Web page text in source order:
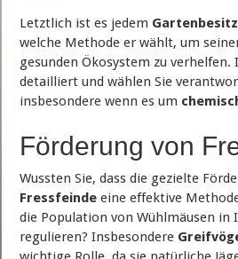
Letztlich ist es jedem
welche Methode er wählt, um
gesunden Ökosystem zu
detailliert und wählen Sie
insbesondere wenn es um
Förderung von
Wussten Sie, dass die gezielte
Fressfeinde eine effektive
die Population von Wühlmäusen in
regulieren? Insbesondere